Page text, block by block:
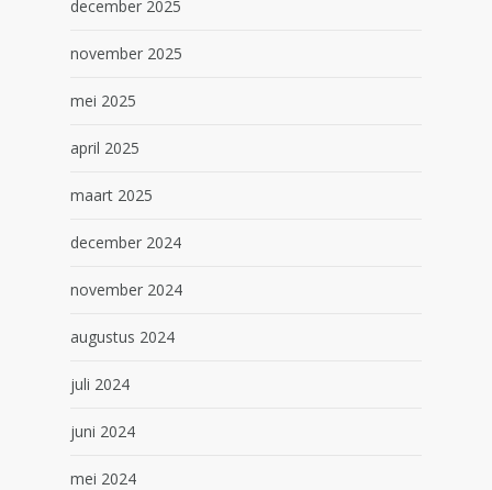
december 2025
november 2025
mei 2025
april 2025
maart 2025
december 2024
november 2024
augustus 2024
juli 2024
juni 2024
mei 2024